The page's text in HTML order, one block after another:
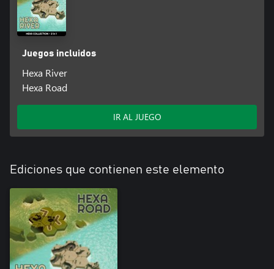
Juegos incluidos
Hexa River
Hexa Road
IR AL JUEGO
Ediciones que contienen este elemento